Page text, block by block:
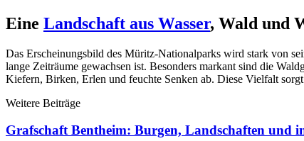
Eine Landschaft aus Wasser, Wald und
Das Erscheinungsbild des Müritz-Nationalparks wird stark von
lange Zeiträume gewachsen ist. Besonders markant sind die
Kiefern, Birken, Erlen und feuchte Senken ab. Diese Vielfalt
Weitere Beiträge
Grafschaft Bentheim: Burgen, Landschaften und